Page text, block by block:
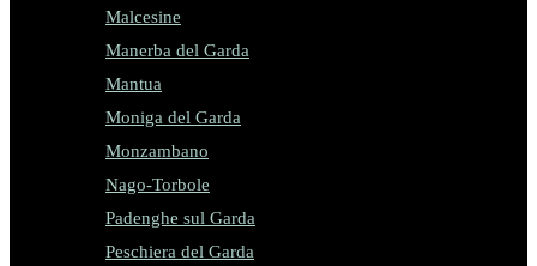
Malcesine
Manerba del Garda
Mantua
Moniga del Garda
Monzambano
Nago-Torbole
Padenghe sul Garda
Peschiera del Garda